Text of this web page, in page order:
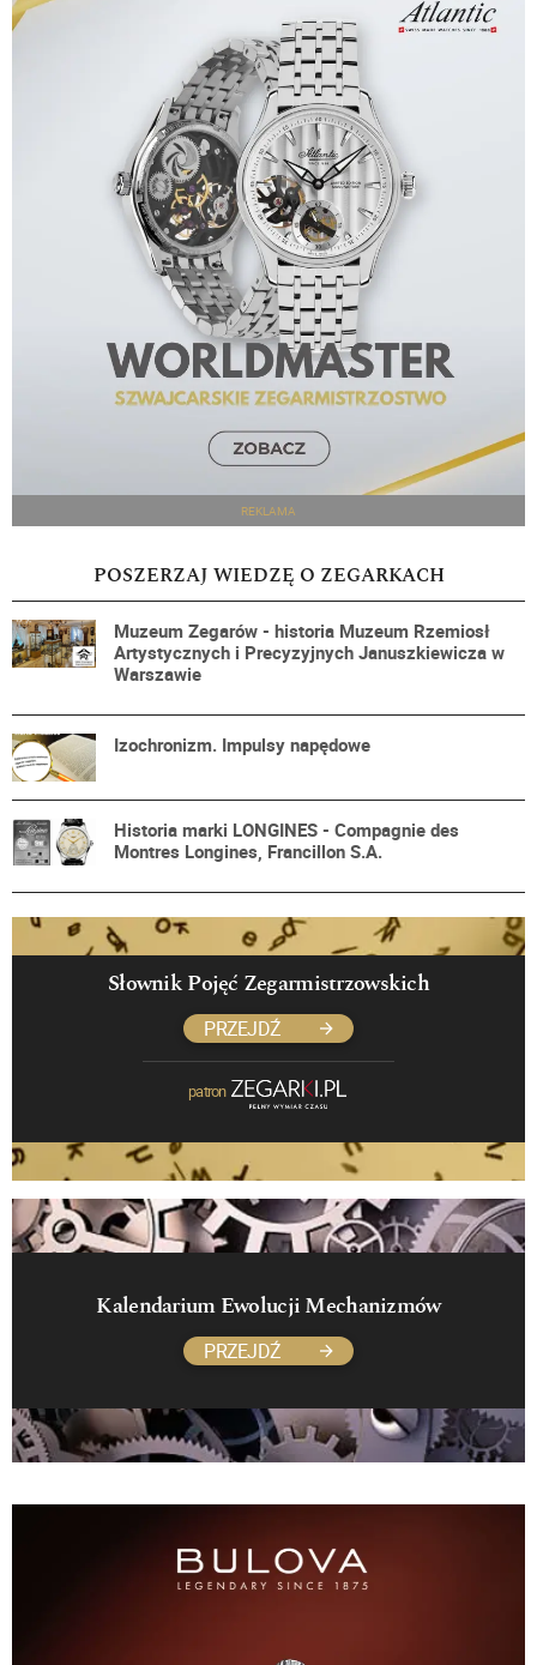
REKLAMA
POSZERZAJ WIEDZĘ O ZEGARKACH
Muzeum Zegarów - historia Muzeum Rzemiosł
Artystycznych i Precyzyjnych Januszkiewicza w
Warszawie
Izochronizm. Impulsy napędowe
Historia marki LONGINES - Compagnie des
Montres Longines, Francillon S.A.
Słownik Pojęć Zegarmistrzowskich
PRZEJDŹ
patron
Kalendarium Ewolucji Mechanizmów
PRZEJDŹ